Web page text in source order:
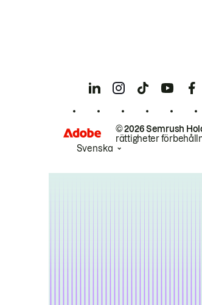
© 2026 Semrush
rättigheter
Svenska